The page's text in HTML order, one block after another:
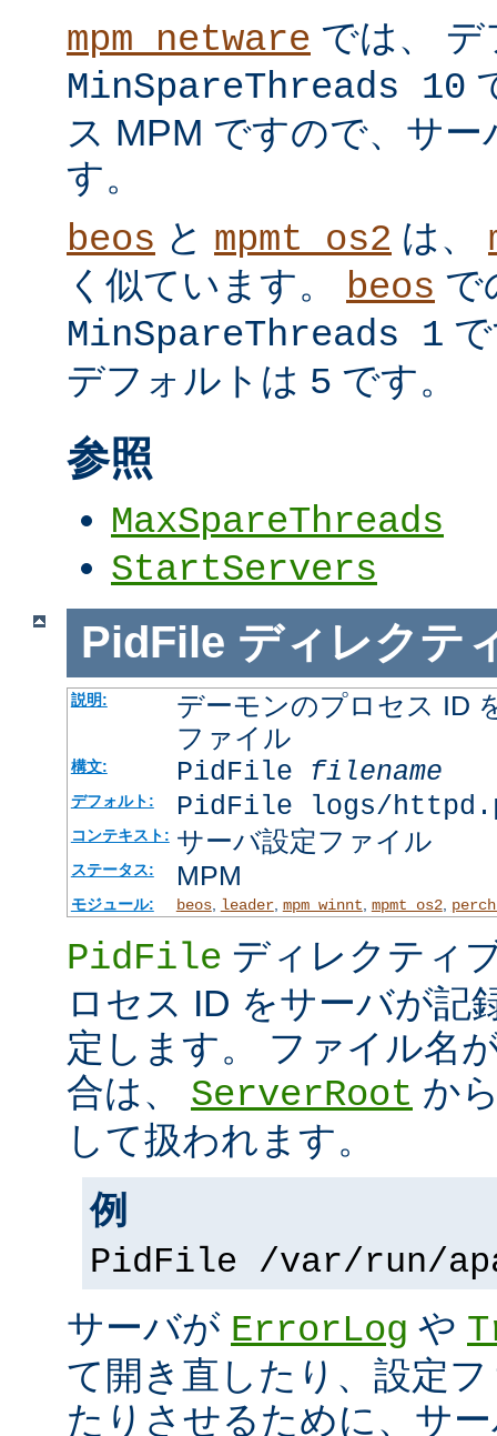
mpm_netware では、
MinSpareThreads 10
ス MPM ですので、サ
す。
beos と mpmt_os2 は、
く似ています。 beos で
MinSpareThreads 1
デフォルトは 5 です。
参照
MaxSpareThreads
StartServers
PidFile ディレクテ
説明:
デーモンのプロセス ID
ファイル
構文: PidFile filename
デフォルト: PidFile logs/
コンテキスト: サーバ設定ファイル
ステータス: MPM
モジュール: beos, leader, mpm_winnt mpmt_os2,
PidFile ディレクティ
ロセス ID をサーバが記
定します。 ファイル名
合は、 ServerRoot か
して扱われます。
例
PidFile /var/run/
サーバが ErrorLog や
て開き直したり、設定
たりさせるために、サ